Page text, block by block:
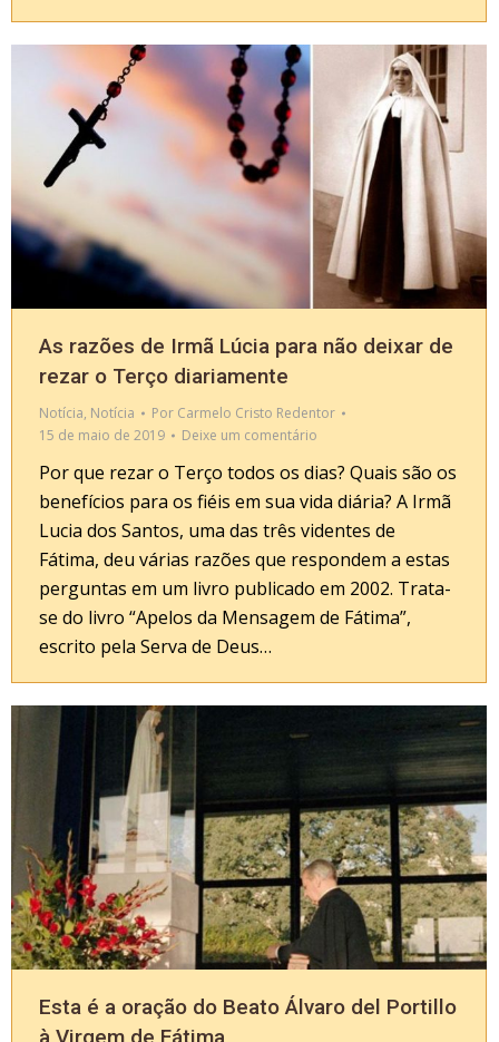
As razões de Irmã Lúcia para não deixar de
rezar o Terço diariamente
Notícia, Notícia Por Carmelo Cristo Redentor
15 de maio de 2019
Deixe um comentário
Por que rezar o Terço todos os dias? Quais são os
benefícios para os fiéis em sua vida diária? A Irmã
Lucia dos Santos, uma das três videntes de
Fátima, deu várias razões que respondem a estas
perguntas em um livro publicado em 2002. Trata-
se do livro “Apelos da Mensagem de Fátima”,
escrito pela Serva de Deus…
Esta é a oração do Beato Álvaro del Portillo